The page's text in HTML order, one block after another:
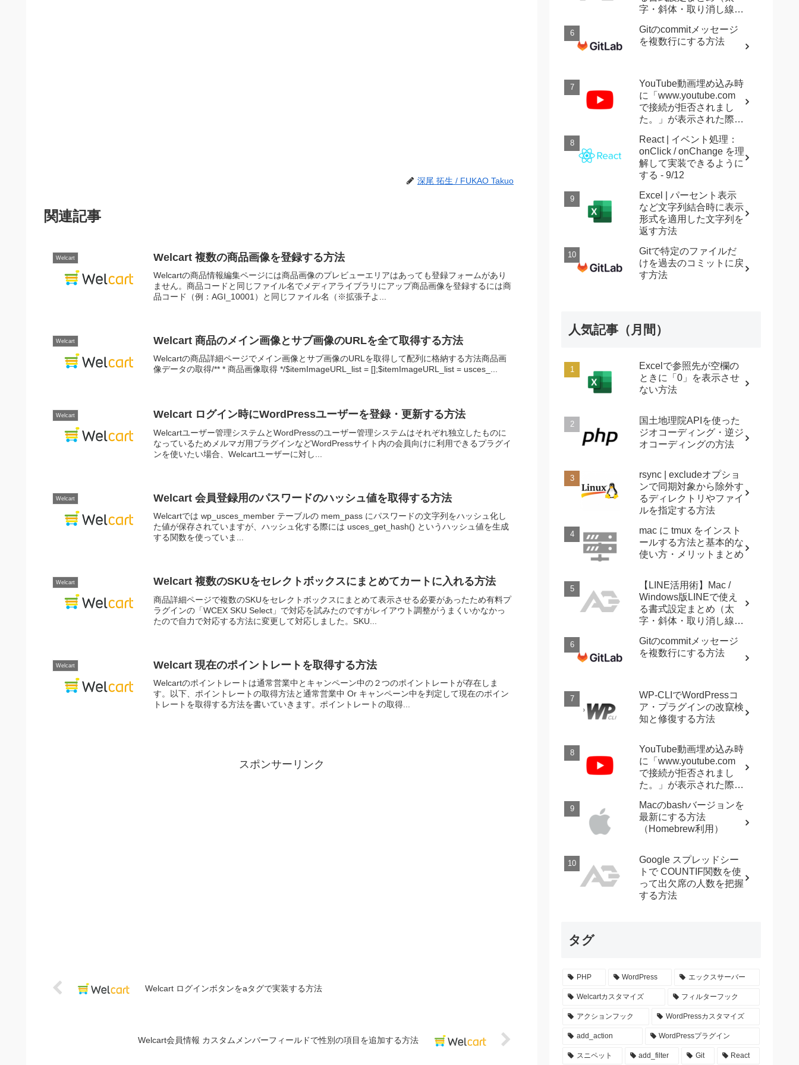
深尾 拓生 / FUKAO Takuo
関連記事
Welcart Welcart 複数の商品画像を登録する方法
Welcartの商品情報編集ページには商品画像のプレビューエリアはあっても登録フォームがあり
ません。商品コードと同じファイル名でメディアライブラリにアップ商品画像を登録するには商
品コード（例：AGI_10001）と同じファイル名（※拡張子よ...
Welcart Welcart 商品のメイン画像とサブ画像のURLを全て取得する方法
Welcartの商品詳細ページでメイン画像とサブ画像のURLを取得して配列に格納する方法商品画
像データの取得/** * 商品画像取得 */$itemImageURL_list = [];$itemImageURL_list = usces_...
Welcart Welcart ログイン時にWordPressユーザーを登録・更新する方法
Welcartユーザー管理システムとWordPressのユーザー管理システムはそれぞれ独立したものに
なっているためメルマガ用プラグインなどWordPressサイト内の会員向けに利用できるプラグイ
ンを使いたい場合、Welcartユーザーに対し...
Welcart Welcart 会員登録用のパスワードのハッシュ値を取得する方法
Welcartでは wp_usces_member テーブルの mem_pass にパスワードの文字列をハッシュ化し
た値が保存されていますが、ハッシュ化する際には usces_get_hash() というハッシュ値を生成
する関数を使っていま...
Welcart Welcart 複数のSKUをセレクトボックスにまとめてカートに入れる方法
商品詳細ページで複数のSKUをセレクトボックスにまとめて表示させる必要があったため有料プ
ラグインの「WCEX SKU Select」で対応を試みたのですがレイアウト調整がうまくいかなかっ
たので自力で対応する方法に変更して対応しました。SKU...
Welcart Welcart 現在のポイントレートを取得する方法
Welcartのポイントレートは通常営業中とキャンペーン中の２つのポイントレートが存在しま
す。以下、ポイントレートの取得方法と通常営業中 Or キャンペーン中を判定して現在のポイン
トレートを取得する方法を書いていきます。ポイントレートの取得...
スポンサーリンク
Welcart ログインボタンをaタグで実装する方法
Welcart会員情報 カスタムメンバーフィールドで性別の項目を追加する方法
字・斜体・取り消し線・
Gitのcommitメッセージ
を複数行にする方法
YouTube動画埋め込み時
に「www.youtube.com
で接続が拒否されまし
た。」が表示された際に
React | イベント処理：
onClick / onChange を理
解して実装できるように
する - 9/12
Excel | パーセント表示
など文字列結合時に表示
形式を適用した文字列を
返す方法
Gitで特定のファイルだ
けを過去のコミットに戻
す方法
人気記事（月間）
Excelで参照先が空欄の
ときに「0」を表示させ
ない方法
国土地理院APIを使った
ジオコーディング・逆ジ
オコーディングの方法
rsync | excludeオプショ
ンで同期対象から除外す
るディレクトリやファイ
ルを指定する方法
mac に tmux をインスト
ールする方法と基本的な
使い方・メリットまとめ
【LINE活用術】Mac /
Windows版LINEで使え
る書式設定まとめ（太
字・斜体・取り消し線・
Gitのcommitメッセージ
を複数行にする方法
WP-CLIでWordPressコ
ア・プラグインの改竄検
知と修復する方法
YouTube動画埋め込み時
に「www.youtube.com
で接続が拒否されまし
た。」が表示された際に
Macのbashバージョンを
最新にする方法
（Homebrew利用）
Google スプレッドシー
トで COUNTIF関数を使
って出欠席の人数を把握
する方法
タグ
PHP WordPress エックスサーバー
Welcartカスタマイズ フィルターフック
アクションフック WordPressカスタマイズ
add_action WordPressプラグイン
スニペット add_filter Git React